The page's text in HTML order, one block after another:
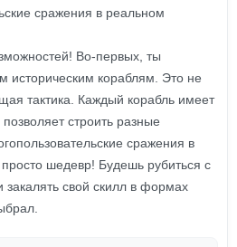
сражения в реальном
Во-первых, ты
историческим кораблям. Это не
тактика. Каждый корабль имеет
строить разные
сражения в
шедевр! Будешь рубиться с
закалять свой скилл в формах